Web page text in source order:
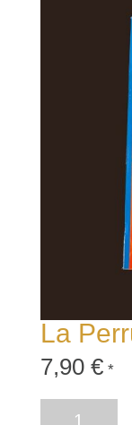
La
7,90 € *
Perruche